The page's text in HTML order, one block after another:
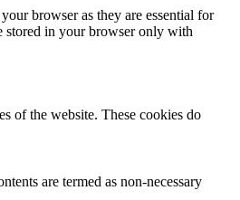
browser as they are essential for
stored in your browser only with
of the website. These cookies do
are termed as non-necessary